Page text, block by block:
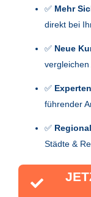
✅ Mehr
direkt bei
✅ Neue
✅
führender
✅
Städte &